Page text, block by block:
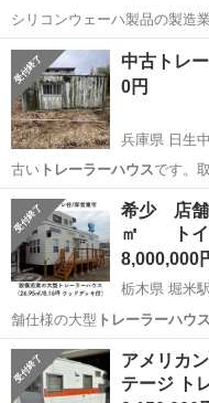
シリコンウェーハ製品の製造
やカップルとの応募OK◎年間
実♪業務はクリーンルームで
300円～の格安食堂あり！《佐
佐賀 伊万里市 東山代
中古トレ
0円
兵庫県 日生
古いトレーラーハウスです。
兵庫 川辺郡 日生中央
希少 店舗
㎡ トイ
8,000,000
栃木県 堀米駅
舗仕様の大型 トレーラーハウス
ス ” トイレ… 条件が揃ったト
栃木 佐野市 堀米駅
アメリカ
テージ ト